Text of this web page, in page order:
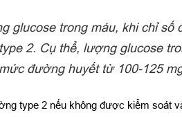
glucose trong máu, khi chỉ
2. Cụ thể, lượng glucose
đường huyết từ 100-125
type 2 nếu không được kiểm soát